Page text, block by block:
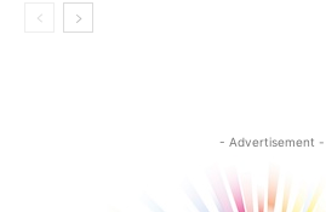
- Advertisement -